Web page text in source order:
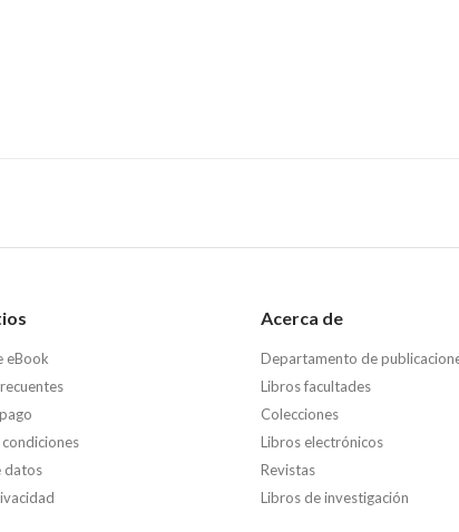
eBook
datos
Acerca de
Departamento de
Libros facultades
Colecciones
Libros electrónicos
Revistas
Libros de investigación